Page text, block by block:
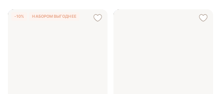
-10% НАБОРОМ ВЫГОДНЕЕ